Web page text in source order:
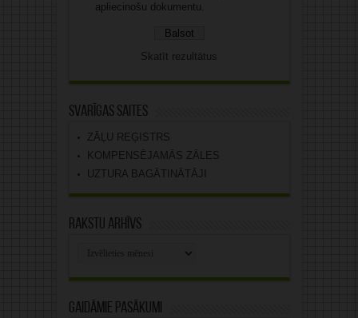
apliecinošu dokumentu.
Skatīt rezultātus
Svarīgas saites
ZĀĻU REĢISTRS
KOMPENSĒJAMĀS ZĀLES
UZTURA BAGĀTINĀTĀJI
Rakstu arhīvs
Gaidāmie pasākumi